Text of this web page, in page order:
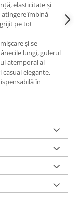
elasticitate și
îmbină
pe tot
și se
lungi, gulerul
atemporal al
elegante,
în